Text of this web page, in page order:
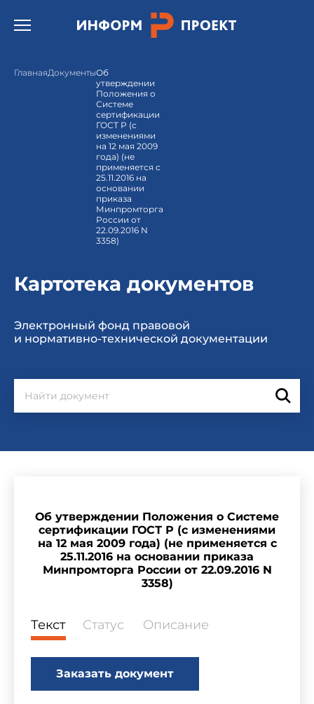
Открыть бургер меню.
ГлавнаяДокументыОб
утверждении
Положения о
Системе
сертификации
ГОСТ Р (с
изменениями
на 12 мая 2009
года) (не
применяется с
25.11.2016 на
основании
приказа
Минпромторга
России от
22.09.2016 N
3358)
Картотека документов
Электронный фонд правовой
и нормативно-технической документации
Об утверждении Положения о Системе
сертификации ГОСТ Р (с изменениями
на 12 мая 2009 года) (не применяется с
25.11.2016 на основании приказа
Минпромторга России от 22.09.2016 N
3358)
Текст Статус Описание
Заказать документ